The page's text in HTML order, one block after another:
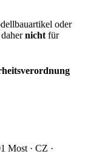
oder
nicht für
Most · CZ ·